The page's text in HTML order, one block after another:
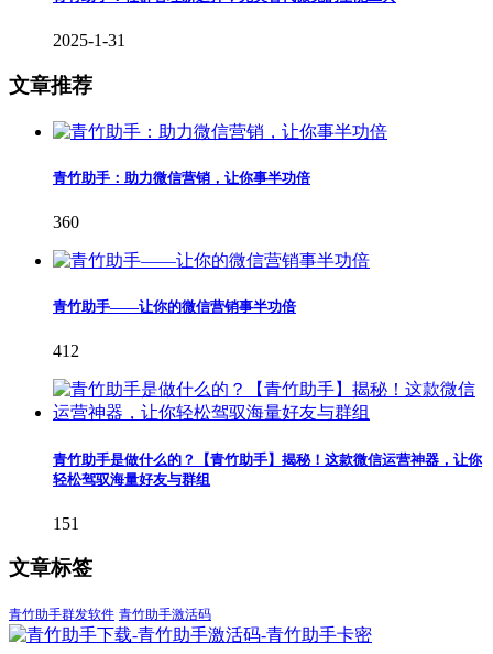
2025-1-31
文章推荐
青竹助手：助力微信营销，让你事半功倍
360
青竹助手——让你的微信营销事半功倍
412
青竹助手是做什么的？【青竹助手】揭秘！这款微信运营神器，让你
轻松驾驭海量好友与群组
151
文章标签
青竹助手群发软件 青竹助手激活码